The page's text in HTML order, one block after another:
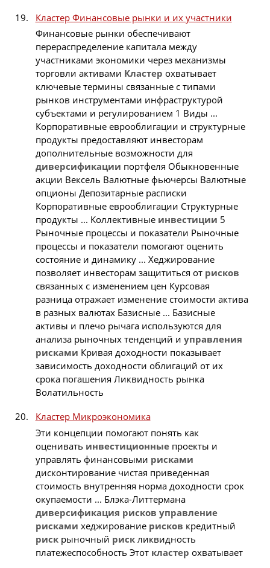
Кластер Финансовые рынки и их участники
Финансовые рынки обеспечивают
перераспределение капитала между
участниками экономики через механизмы
торговли активами Кластер охватывает
ключевые термины связанные с типами
рынков инструментами инфраструктурой
субъектами и регулированием 1 Виды ...
Корпоративные еврооблигации и структурные
продукты предоставляют инвесторам
дополнительные возможности для
диверсификации портфеля Обыкновенные
акции Вексель Валютные фьючерсы Валютные
опционы Депозитарные расписки
Корпоративные еврооблигации Структурные
продукты ... Коллективные инвестиции 5
Рыночные процессы и показатели Рыночные
процессы и показатели помогают оценить
состояние и динамику ... Хеджирование
позволяет инвесторам защититься от рисков
связанных с изменением цен Курсовая
разница отражает изменение стоимости актива
в разных валютах Базисные ... Базисные
активы и плечо рычага используются для
анализа рыночных тенденций и управления
рисками Кривая доходности показывает
зависимость доходности облигаций от их
срока погашения Ликвидность рынка
Волатильность
Кластер Микроэкономика
Эти концепции помогают понять как
оценивать инвестиционныепроекты и
управлять финансовыми рисками
дисконтирование чистая приведенная
стоимость внутренняя норма доходности срок
окупаемости ... Блэка-Литтермана
диверсификация рисков управление
рисками хеджирование рисков кредитный
рискрыночный рискликвидность
платежеспособность Этот кластер охватывает